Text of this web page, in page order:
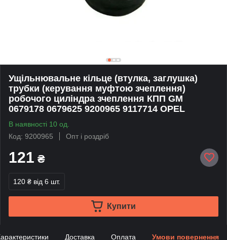
Ущільнювальне кільце (втулка, заглушка)
трубки (керування муфтою зчеплення)
робочого циліндра зчеплення КПП GM
0679178 0679625 9200965 9117714 OPEL
В наявності 10 од.
Код: 9200965
Опт і роздріб
121 ₴
120 ₴ від 6 шт.
Купити
Доставка Оплата Умови повернення